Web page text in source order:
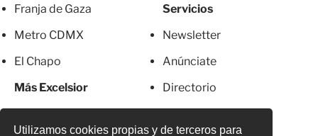
Utilizamos cookies propias y de terceros para
Franja de Gaza
Metro CDMX
El Chapo
Más Excelsior
Servicios
Newsletter
Anúnciate
Directorio